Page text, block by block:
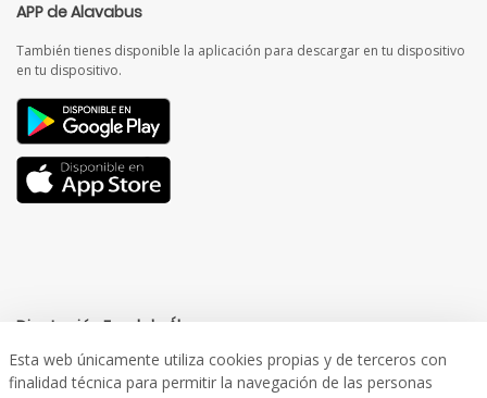
APP de Alavabus
También tienes disponible la aplicación para descargar en tu dispositivo
en tu dispositivo.
Diputación Foral de Álava
Esta web únicamente utiliza cookies propias y de terceros con
finalidad técnica para permitir la navegación de las personas